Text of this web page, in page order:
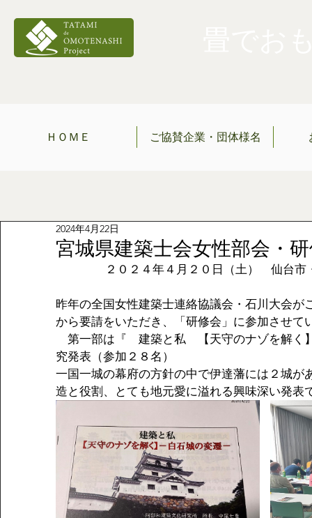
ＨＯＭＥ ご協賛企業・団体様名
宮城県建築士会女性部会・
2024年4月22日
２０２４年４月２０日（土）　仙台
昨年の全国女性建築士連絡協議会・石川大会が
から要請をいただき、「研修会」に参加させて
第一部は『　建築と私　【天守のナゾを解く
究発表（参加２８名）
一国一城の幕府の方針の中で伊達藩には２城が
造と役割、とても地元愛に溢れる興味深い発表